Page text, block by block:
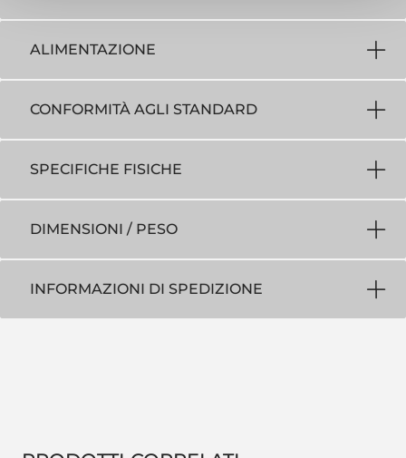
ALIMENTAZIONE
CONFORMITÀ AGLI STANDARD
SPECIFICHE FISICHE
DIMENSIONI / PESO
INFORMAZIONI DI SPEDIZIONE